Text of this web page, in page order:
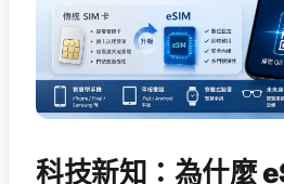
科技新知：為什麼